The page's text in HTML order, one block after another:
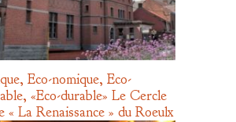
Eco-nomique, Eco-
«Eco-durable» Le Cercle
« La Renaissance » du Roeulx